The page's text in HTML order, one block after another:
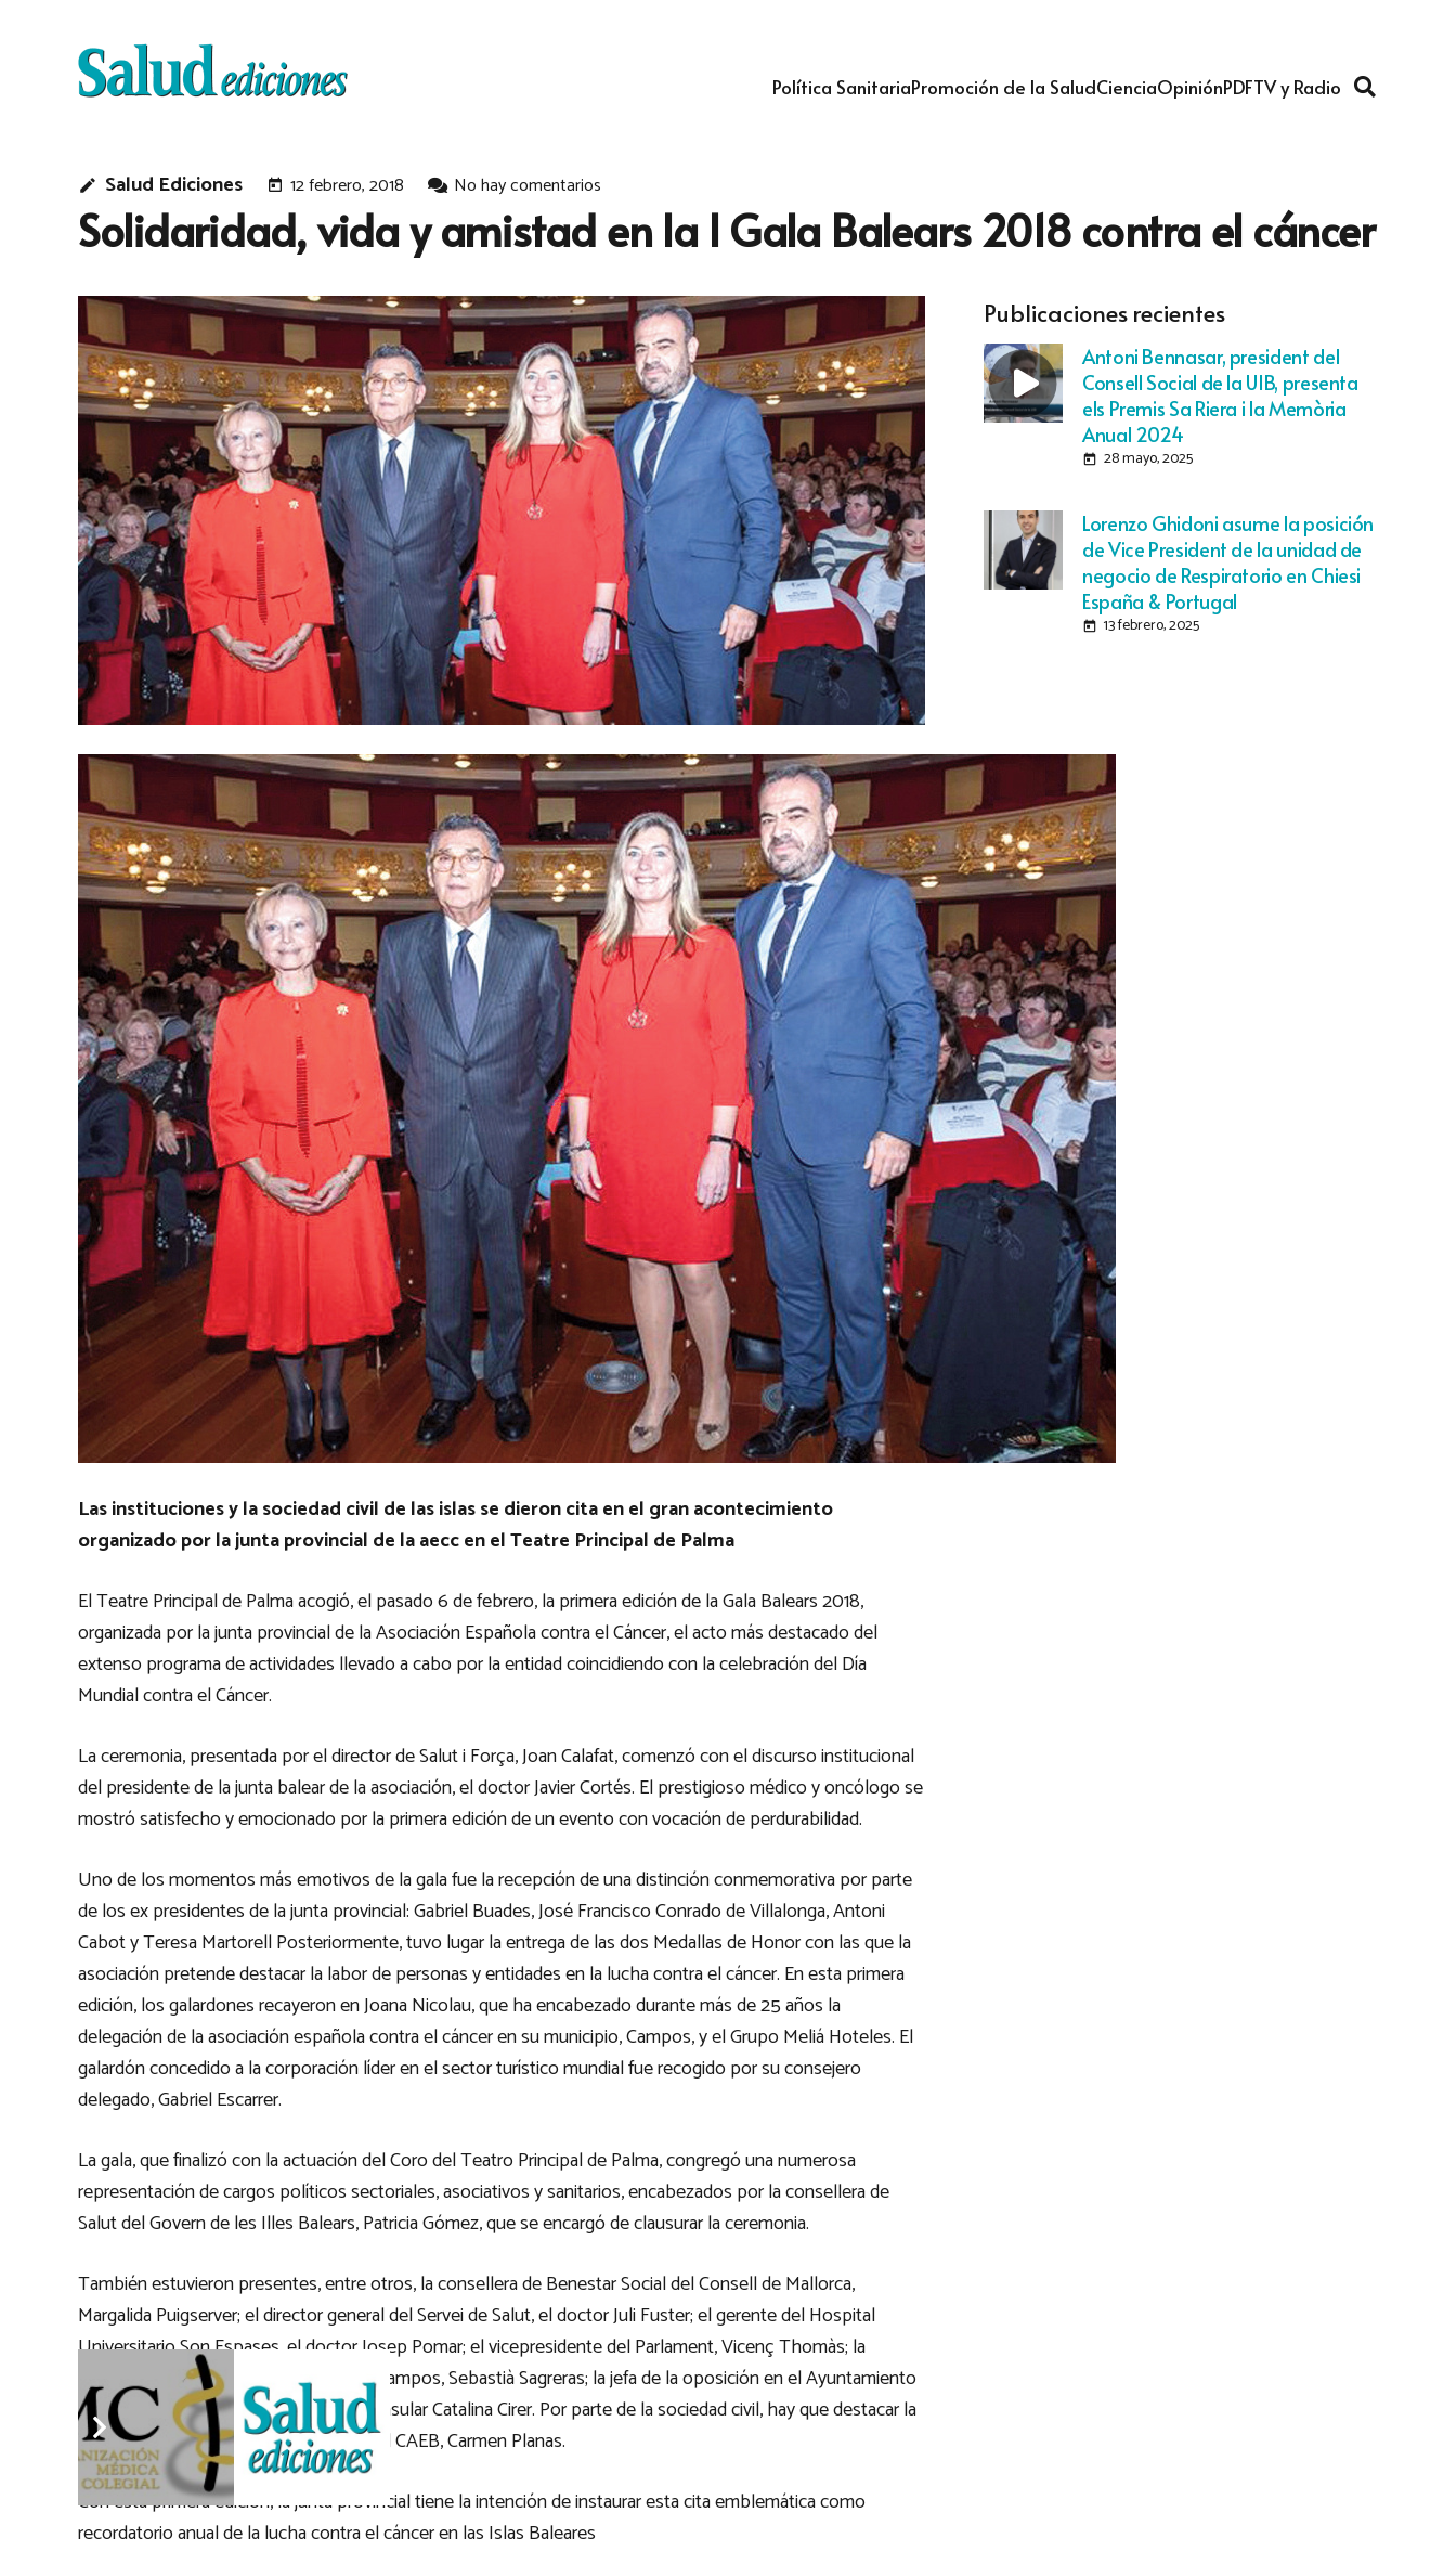
Política SanitariaPromoción de la SaludCienciaOpiniónPDFTV y Radio
edit Salud Ediciones today 12 febrero, 2018 No hay comentarios
Solidaridad, vida y amistad en la I Gala Balears 2018 contra el cáncer
Las instituciones y la sociedad civil de las islas se dieron cita en el gran acontecimiento
organizado por la junta provincial de la aecc en el Teatre Principal de Palma
El Teatre Principal de Palma acogió, el pasado 6 de febrero, la primera edición de la Gala Balears 2018,
organizada por la junta provincial de la Asociación Española contra el Cáncer, el acto más destacado del
extenso programa de actividades llevado a cabo por la entidad coincidiendo con la celebración del Día
Mundial contra el Cáncer.
La ceremonia, presentada por el director de Salut i Força, Joan Calafat, comenzó con el discurso institucional
del presidente de la junta balear de la asociación, el doctor Javier Cortés. El prestigioso médico y oncólogo se
mostró satisfecho y emocionado por la primera edición de un evento con vocación de perdurabilidad.
Uno de los momentos más emotivos de la gala fue la recepción de una distinción conmemorativa por parte
de los ex presidentes de la junta provincial: Gabriel Buades, José Francisco Conrado de Villalonga, Antoni
Cabot y Teresa Martorell Posteriormente, tuvo lugar la entrega de las dos Medallas de Honor con las que la
asociación pretende destacar la labor de personas y entidades en la lucha contra el cáncer. En esta primera
edición, los galardones recayeron en Joana Nicolau, que ha encabezado durante más de 25 años la
delegación de la asociación española contra el cáncer en su municipio, Campos, y el Grupo Meliá Hoteles. El
galardón concedido a la corporación líder en el sector turístico mundial fue recogido por su consejero
delegado, Gabriel Escarrer.
La gala, que finalizó con la actuación del Coro del Teatro Principal de Palma, congregó una numerosa
representación de cargos políticos sectoriales, asociativos y sanitarios, encabezados por la consellera de
Salut del Govern de les Illes Balears, Patricia Gómez, que se encargó de clausurar la ceremonia.
También estuvieron presentes, entre otros, la consellera de Benestar Social del Consell de Mallorca,
Margalida Puigserver; el director general del Servei de Salut, el doctor Juli Fuster; el gerente del Hospital
Universitario Son Espases, el doctor Josep Pomar; el vicepresidente del Parlament, Vicenç Thomàs; la
diputada Marga Prohens; el alcalde de Campos, Sebastià Sagreras; la jefa de la oposición en el Ayuntamiento
de Palma, Marga Duran; y la consellera insular Catalina Cirer. Por parte de la sociedad civil, hay que destacar la
presencia de la presidenta de la patronal CAEB, Carmen Planas.
Con esta primera edición, la junta provincial tiene la intención de instaurar esta cita emblemática como
recordatorio anual de la lucha contra el cáncer en las Islas Baleares
Publicaciones recientes
Antoni Bennasar, president del
Consell Social de la UIB, presenta
els Premis Sa Riera i la Memòria
Anual 2024
today 28 mayo, 2025
Lorenzo Ghidoni asume la posición
de Vice President de la unidad de
negocio de Respiratorio en Chiesi
España & Portugal
today 13 febrero, 2025